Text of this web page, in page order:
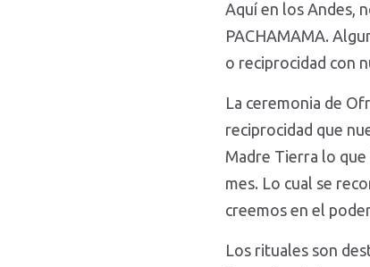
Aquí en los Andes,
PACHAMAMA.
o reciprocidad con
La ceremonia de
reciprocidad que
Madre Tierra lo
mes. Lo cual se
creemos en el
Los rituales son